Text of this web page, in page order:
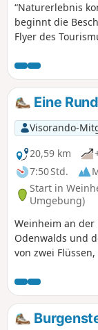
“Naturerlebnis
beginnt die
Flyer des
Odenwaldes
kommst Du an
vorbei und
Zwingenberg
weitere bekannte
vom "Standard"
Verkehrsmitteln
Zielpunkt auch
Eine
Visorando-
20,59 km
7:50 Std.
Start in
Umgebung)
Weinheim an der
Odenwalds und
von zwei
Gassen,
Die Stadt bietet
Vielzahl von
Bummeln und